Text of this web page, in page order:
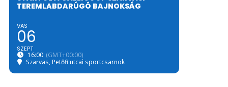
TEREMLABDARÚGÓ BAJNOKSÁG
VAS
06
SZEPT
16:00 (GMT+00:00)
Szarvas, Petőfi utcai sportcsarnok